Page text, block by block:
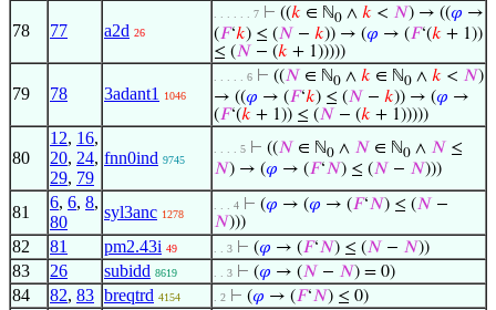
78 77 a2d 26
. . . . . . 7 ⊢ ((𝑘 ∈ ℕ0 ∧ 𝑘 < 𝑁) → ((𝜑 →
(𝐹‘𝑘) ≤ (𝑁 − 𝑘)) → (𝜑 → (𝐹‘(𝑘 + 1))
≤ (𝑁 − (𝑘 + 1)))))
79 78 3adant1 1046
. . . . . 6 ⊢ ((𝑁 ∈ ℕ0 ∧ 𝑘 ∈ ℕ0 ∧ 𝑘 < 𝑁)
→ ((𝜑 → (𝐹‘𝑘) ≤ (𝑁 − 𝑘)) → (𝜑 →
(𝐹‘(𝑘 + 1)) ≤ (𝑁 − (𝑘 + 1)))))
80
12, 16,
20, 24,
29, 79
fnn0ind 9745
. . . . 5 ⊢ ((𝑁 ∈ ℕ0 ∧ 𝑁 ∈ ℕ0 ∧ 𝑁 ≤
𝑁) → (𝜑 → (𝐹‘𝑁) ≤ (𝑁 − 𝑁)))
81
6, 6, 8,
80
syl3anc 1278
. . . 4 ⊢ (𝜑 → (𝜑 → (𝐹‘𝑁) ≤ (𝑁 −
𝑁)))
82 81 pm2.43i 49 . . 3 ⊢ (𝜑 → (𝐹‘𝑁) ≤ (𝑁 − 𝑁))
83 26 subidd 8619 . . 3 ⊢ (𝜑 → (𝑁 − 𝑁) = 0)
84 82, 83 breqtrd 4154 . 2 ⊢ (𝜑 → (𝐹‘𝑁) ≤ 0)